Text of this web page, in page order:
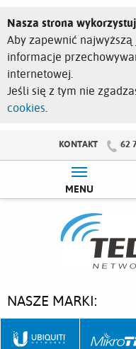
Nasza strona
Aby zapewnić
informacje
internetowej.
Jeśli się z tym nie
cookies.
KONTAKT 62
MENU
NASZE MARKI: